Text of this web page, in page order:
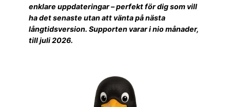
enklare uppdateringar – perfekt för dig som vill
ha det senaste utan att vänta på nästa
långtidsversion. Supporten varar i nio månader,
till juli 2026.